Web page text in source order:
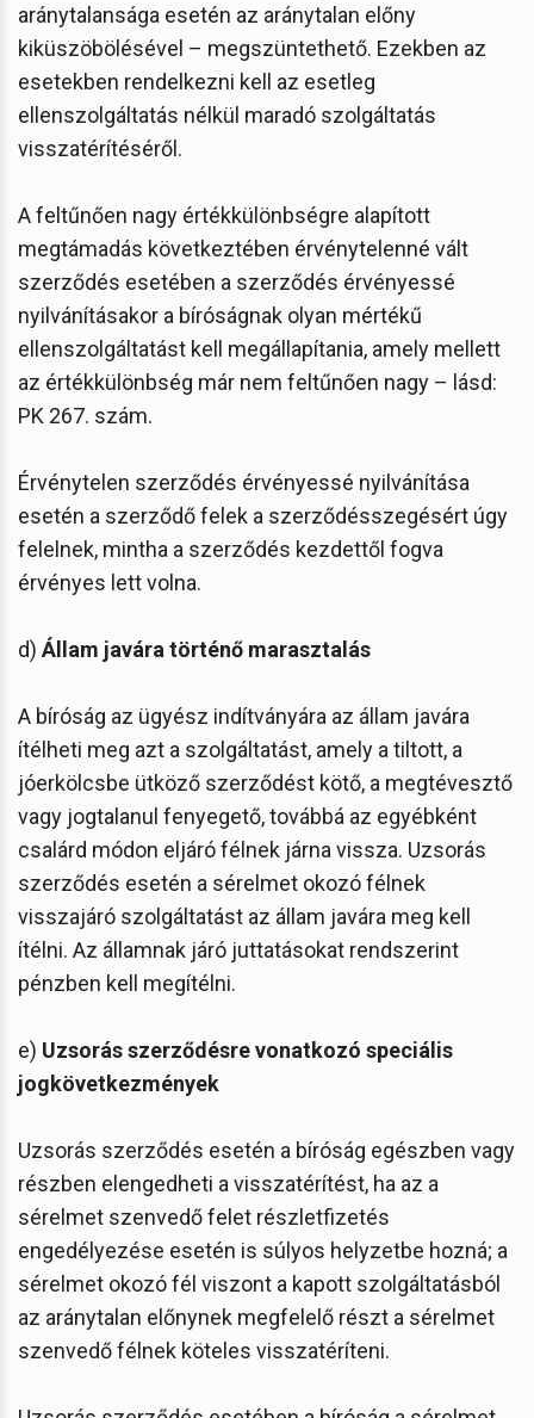
aránytalansága esetén az aránytalan előny
kiküszöbölésével – megszüntethető. Ezekben az
esetekben rendelkezni kell az esetleg
ellenszolgáltatás nélkül maradó szolgáltatás
visszatérítéséről.
A feltűnően nagy értékkülönbségre alapított
megtámadás következtében érvénytelenné vált
szerződés esetében a szerződés érvényessé
nyilvánításakor a bíróságnak olyan mértékű
ellenszolgáltatást kell megállapítania, amely mellett
az értékkülönbség már nem feltűnően nagy – lásd:
PK 267. szám.
Érvénytelen szerződés érvényessé nyilvánítása
esetén a szerződő felek a szerződésszegésért úgy
felelnek, mintha a szerződés kezdettől fogva
érvényes lett volna.
d) Állam javára történő marasztalás
A bíróság az ügyész indítványára az állam javára
ítélheti meg azt a szolgáltatást, amely a tiltott, a
jóerkölcsbe ütköző szerződést kötő, a megtévesztő
vagy jogtalanul fenyegető, továbbá az egyébként
csalárd módon eljáró félnek járna vissza. Uzsorás
szerződés esetén a sérelmet okozó félnek
visszajáró szolgáltatást az állam javára meg kell
ítélni. Az államnak járó juttatásokat rendszerint
pénzben kell megítélni.
e) Uzsorás szerződésre vonatkozó speciális
jogkövetkezmények
Uzsorás szerződés esetén a bíróság egészben vagy
részben elengedheti a visszatérítést, ha az a
sérelmet szenvedő felet részletfizetés
engedélyezése esetén is súlyos helyzetbe hozná; a
sérelmet okozó fél viszont a kapott szolgáltatásból
az aránytalan előnynek megfelelő részt a sérelmet
szenvedő félnek köteles visszatéríteni.